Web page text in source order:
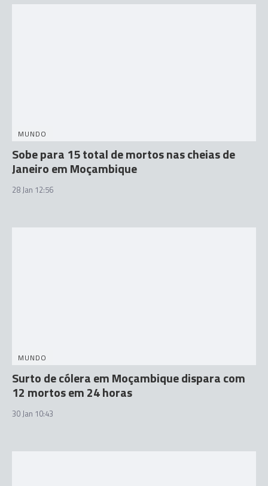
MUNDO
Sobe para 15 total de mortos nas cheias de
Janeiro em Moçambique
28 Jan 12:56
MUNDO
Surto de cólera em Moçambique dispara com
12 mortos em 24 horas
30 Jan 10:43